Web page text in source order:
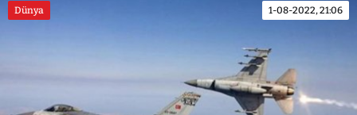
Dünya 1-08-2022, 21:06